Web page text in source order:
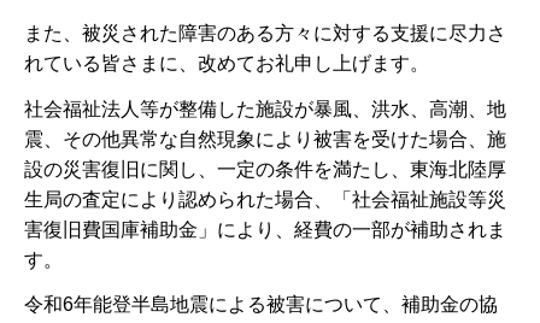
また、被災された障害のある方々に対する支援に尽力さ
れている皆さまに、改めてお礼申し上げます。
社会福祉法人等が整備した施設が暴風、洪水、高潮、地
震、その他異常な自然現象により被害を受けた場合、施
設の災害復旧に関し、一定の条件を満たし、東海北陸厚
生局の査定により認められた場合、「社会福祉施設等災
害復旧費国庫補助金」により、経費の一部が補助されま
す。
令和6年能登半島地震による被害について、補助金の協